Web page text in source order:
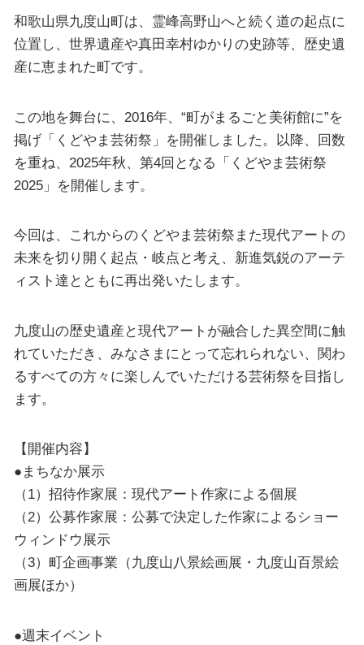
和歌山県九度山町は、霊峰高野山へと続く道の起点に
位置し、世界遺産や真田幸村ゆかりの史跡等、歴史遺
産に恵まれた町です。
この地を舞台に、2016年、“町がまるごと美術館に”を
掲げ「くどやま芸術祭」を開催しました。以降、回数
を重ね、2025年秋、第4回となる「くどやま芸術祭
2025」を開催します。
今回は、これからのくどやま芸術祭また現代アートの
未来を切り開く起点・岐点と考え、新進気鋭のアーテ
ィスト達とともに再出発いたします。
九度山の歴史遺産と現代アートが融合した異空間に触
れていただき、みなさまにとって忘れられない、関わ
るすべての方々に楽しんでいただける芸術祭を目指し
ます。
【開催内容】
●まちなか展示
（1）招待作家展：現代アート作家による個展
（2）公募作家展：公募で決定した作家によるショー
ウィンドウ展示
（3）町企画事業（九度山八景絵画展・九度山百景絵
画展ほか）
●週末イベント